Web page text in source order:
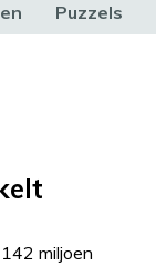
Puzzels
miljoen